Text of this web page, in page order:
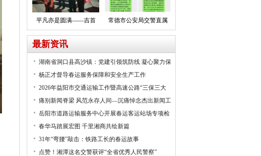
平凡亦是圆满——吉首 常德市公安局交警直属
最新资讯
湖南省洞口县高沙镇：党建引领筑防线 凝心聚力保
杨正才督导春运服务保障和安全生产工作
2026年益阳市交通运输工作暨高速公路“三保三大
痛别新闻脊梁 风范永存人间—沉痛悼念杰出新闻工
岳阳市道路运输服务中心开展春运客运站场专项检
春华马踏展宏图 千里湘商共绘新篇
31年“弯腰”敲击：铁路工长的春运故事
点赞！湘潭这名交警获评“全省优秀人民警察”